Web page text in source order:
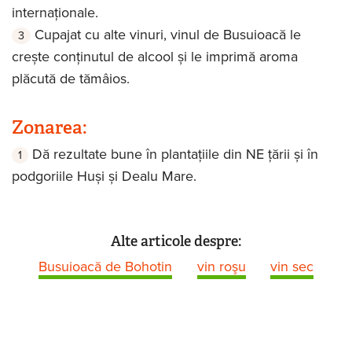
internaționale.
Cupajat cu alte vinuri, vinul de Busuioacă le
crește conținutul de alcool și le imprimă aroma
plăcută de tămâios.
Zonarea:
Dă rezultate bune în plantațiile din NE țării și în
podgoriile Huși și Dealu Mare.
Alte articole despre:
Busuioacă de Bohotin vin roşu vin sec